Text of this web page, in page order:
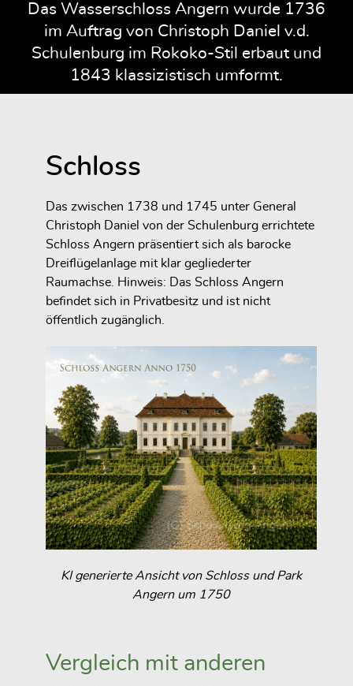
Das Wasserschloss Angern wurde 1736
im Auftrag von Christoph Daniel v.d.
Schulenburg im Rokoko-Stil erbaut und
1843 klassizistisch umformt.
Schloss
Das zwischen 1738 und 1745 unter General
Christoph Daniel von der Schulenburg errichtete
Schloss Angern präsentiert sich als barocke
Dreiflügelanlage mit klar gegliederter
Raumachse. Hinweis: Das Schloss Angern
befindet sich in Privatbesitz und ist nicht
öffentlich zugänglich.
KI generierte Ansicht von Schloss und Park
Angern um 1750
Vergleich mit anderen